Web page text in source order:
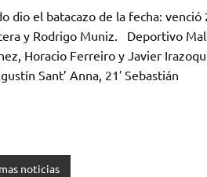
m
p
ar
dio el batacazo de la fecha:
y Rodrigo Muniz. Deportivo
Horacio Ferreiro y Javier
Sant’ Anna, 21′ Sebastián
mas noticias